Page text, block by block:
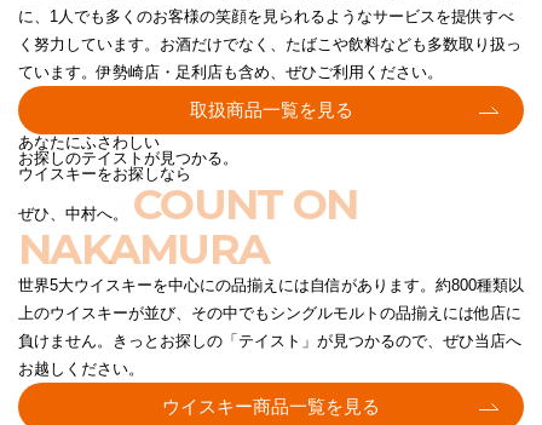
に、1人でも多くのお客様の笑顔を見られるようなサービスを提供すべ
く努力しています。お酒だけでなく、たばこや飲料なども多数取り扱っ
ています。伊勢崎店・足利店も含め、ぜひご利用ください。
取扱商品一覧を見る
あなたにふさわしい
お探しのテイストが見つかる。
ウイスキーをお探しなら
ぜひ、中村へ。 COUNT ON
NAKAMURA
世界5大ウイスキーを中心にの品揃えには自信があります。約800種類以
上のウイスキーが並び、その中でもシングルモルトの品揃えには他店に
負けません。きっとお探しの「テイスト」が見つかるので、ぜひ当店へ
お越しください。
ウイスキー商品一覧を見る